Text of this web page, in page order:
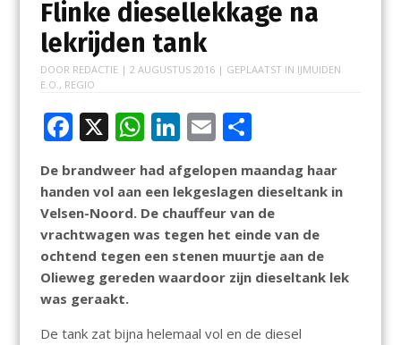
Flinke diesellekkage na
lekrijden tank
DOOR REDACTIE | 2 AUGUSTUS 2016| GEPLAATST IN IJMUIDEN
E.O. , REGIO
F
ac
e
b
o
o
k
X W
h
at
s
A
p
Li
n
k
e
dI
n
E
ai
l
D
e
n
De brandweer had afgelopen maandag haar
handen vol aan een lekgeslagen dieseltank in
Velsen-Noord. De chauffeur van de
vrachtwagen was tegen het einde van de
ochtend tegen een stenen muurtje aan de
Olieweg gereden waardoor zijn dieseltank lek
was geraakt.
De tank zat bijna helemaal vol en de diesel